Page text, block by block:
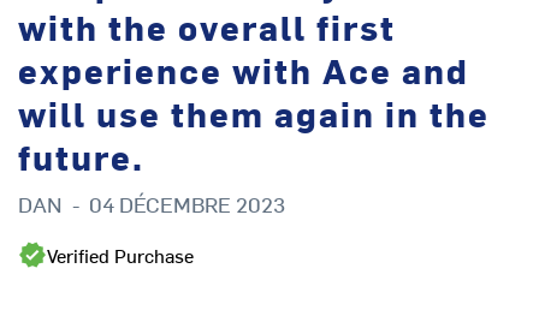
with the overall first
experience with Ace and
will use them again in the
future.
DAN - 04 DÉCEMBRE 2023
Verified Purchase